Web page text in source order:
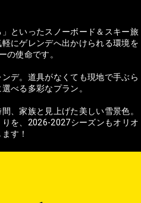
」といったスノーボード＆スキー旅
にゲレンデへ出かけられる環境を
の使命です。
デ。道具がなくても現地で手ぶら
べる多彩なプラン。
、家族と見上げた美しい雪景色。
を、2026-2027シーズンもオリオ
す！